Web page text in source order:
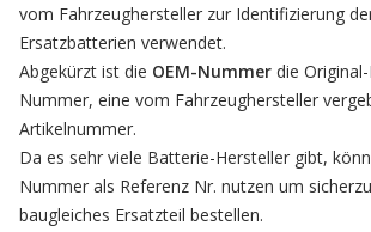
vom Fahrzeughersteller zur Identifizierung
Ersatzbatterien verwendet.
Abgekürzt ist die OEM-Nummer die
Nummer, eine vom Fahrzeughersteller
Artikelnummer.
Da es sehr viele Batterie-Hersteller gibt,
Nummer als Referenz Nr. nutzen um
baugleiches Ersatzteil bestellen.